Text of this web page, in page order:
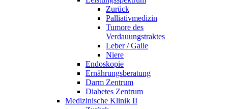
Zurück
Palliativmedizin
Tumore des
Verdauungstraktes
Leber / Galle
Niere
Endoskopie
Ernährungsberatung
Darm Zentrum
Diabetes Zentrum
Medizinische Klinik II